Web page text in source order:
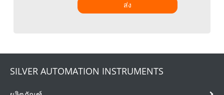
ส่ง
SILVER AUTOMATION INSTRUMENTS